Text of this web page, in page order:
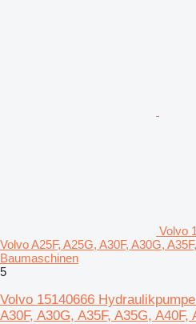
Volvo
Volvo A25F, A25G, A30F, A30G,
Baumaschinen
5
Volvo 15140666
A30F, A30G, A35F, A35G,